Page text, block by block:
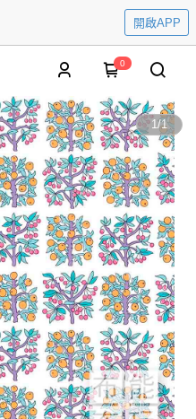
開啟APP
0
1/1